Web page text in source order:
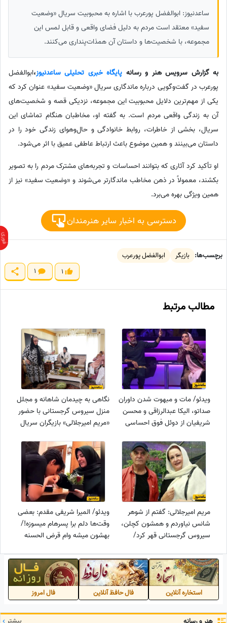
ساعدنیوز: ابوالفضل پورعرب با اشاره به محبوبیت سریال «وضعیت
سفید» معتقد است مردم به دلیل فضای واقعی و قابل لمس این
مجموعه، با شخصیت‌ها و داستان آن همذات‌پنداری می‌کنند.
به گزارش سرویس هنر و رسانه پایگاه خبری تحلیلی ساعدنیوز،ابوالفضل
پورعرب در گفت‌وگویی درباره ماندگاری سریال «وضعیت سفید» عنوان کرد که
یکی از مهم‌ترین دلایل محبوبیت این مجموعه، نزدیکی قصه و شخصیت‌های
آن به زندگی واقعی مردم است. به گفته او، مخاطبان هنگام تماشای این
سریال، بخشی از خاطرات، روابط خانوادگی و حال‌وهوای زندگی خود را در
داستان می‌بینند و همین موضوع باعث ارتباط عاطفی عمیق با اثر می‌شود.
او تأکید کرد آثاری که بتوانند احساسات و تجربه‌های مشترک مردم را به تصویر
بکشند، معمولاً در ذهن مخاطب ماندگارتر می‌شوند و «وضعیت سفید» نیز از
همین ویژگی بهره می‌برد.
دسترسی به اخبار سایر هنرمندان
برچسب‌ها: بازیگر
ابوالفضل پورعرب
1
1
مطالب مرتبط
ویدئو/ مات و مبهوت شدن داوران
صداتو، الیکا عبدالرزاقی و محسن
شریفیان از دوئل فوق احساسی
جوان از آهنگ «باران می‌بارد
امشب»
نگاهی به چیدمان شاهانه و مجلل
منزل سیروس گرجستانی با حضور
«مریم امیرجلالی» بازیگران سریال
سلطنتی و مدرن تا لوسترهای
اعیانی و فرش اصیل ایرانی
مریم امیرجلالی: گفتم از شوهر
شانس نیاوردم و همشون کچلن،
سیروس گرجستانی قهر کرد/
ویدئو/ المیرا شریفی مقدم: بعضی
وقت‌ها دلم برا پسرهام میسوزه!/
بهشون میشه وام قرض الحسنه
استخاره آنلاین فال حافظ آنلاین فال امروز
بیشتر